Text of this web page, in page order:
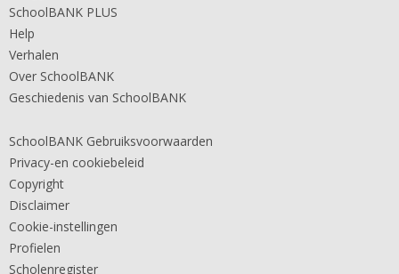
SchoolBANK PLUS
Help
Verhalen
Over SchoolBANK
Geschiedenis van SchoolBANK
SchoolBANK Gebruiksvoorwaarden
Privacy-en cookiebeleid
Copyright
Disclaimer
Cookie-instellingen
Profielen
Scholenregister